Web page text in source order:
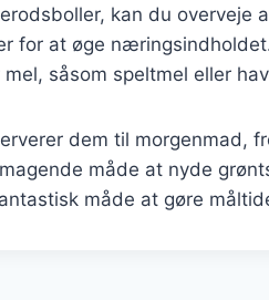
kan du overveje
for at øge
såsom speltmel eller
dem til morgenmad,
måde at nyde
måde at gøre